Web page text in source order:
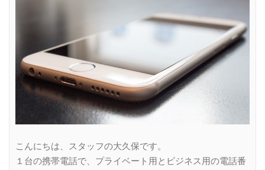
こんにちは、スタッフの大久保です。
１台の携帯電話で、プライベート用とビジネス用の電話番